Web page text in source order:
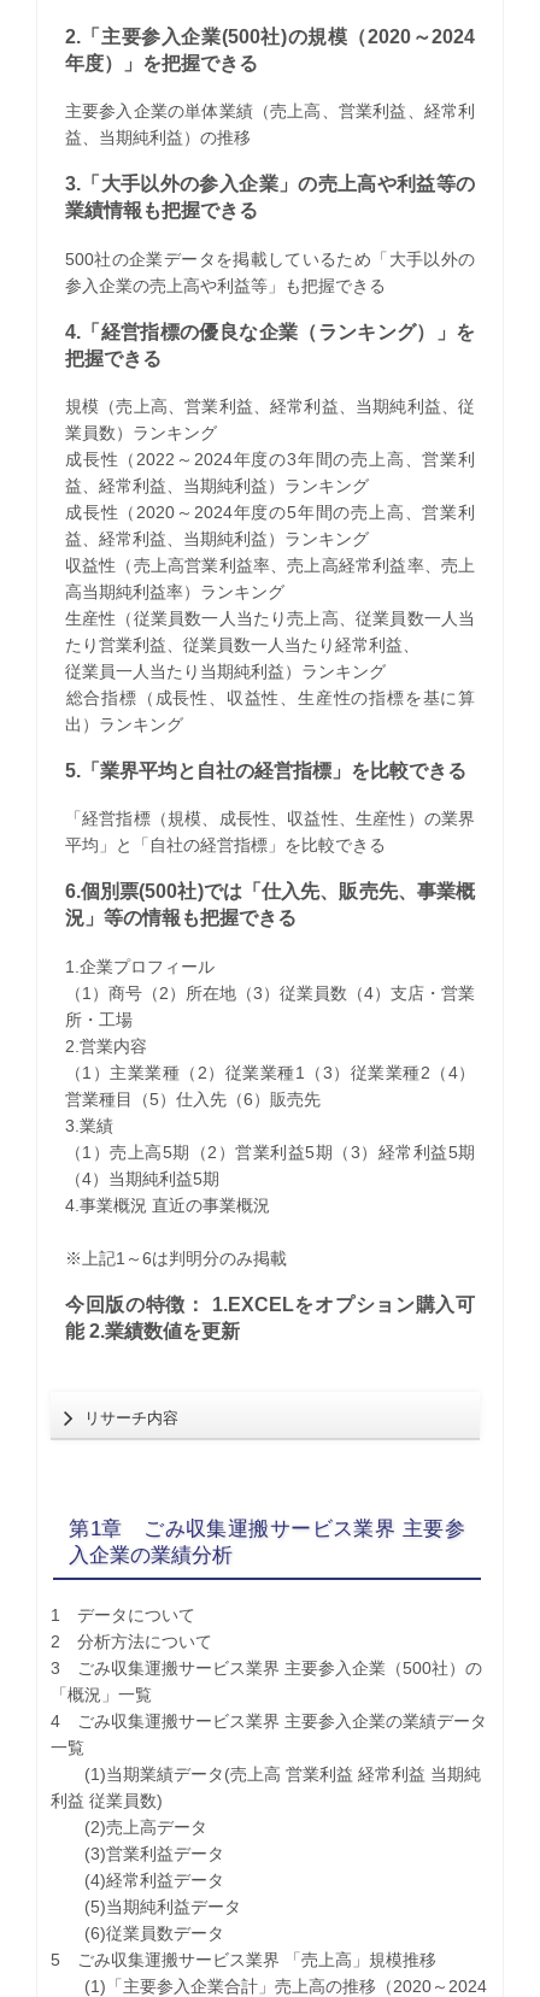
2.「主要参入企業(500社)の規模（2020～2024
年度）」を把握できる
主要参入企業の単体業績（売上高、営業利益、経常利
益、当期純利益）の推移
3.「大手以外の参入企業」の売上高や利益等の
業績情報も把握できる
500社の企業データを掲載しているため「大手以外の
参入企業の売上高や利益等」も把握できる
4.「経営指標の優良な企業（ランキング）」を
把握できる
規模（売上高、営業利益、経常利益、当期純利益、従
業員数）ランキング
成長性（2022～2024年度の3年間の売上高、営業利
益、経常利益、当期純利益）ランキング
成長性（2020～2024年度の5年間の売上高、営業利
益、経常利益、当期純利益）ランキング
収益性（売上高営業利益率、売上高経常利益率、売上
高当期純利益率）ランキング
生産性（従業員数一人当たり売上高、従業員数一人当
たり営業利益、従業員数一人当たり経常利益、
従業員一人当たり当期純利益）ランキング
​総合指標（成長性、収益性、生産性の指標を基に算
出）ランキング
5.「業界平均と自社の経営指標」を比較できる
「経営指標（規模、成長性、収益性、生産性）の業界
平均」と「自社の経営指標」を比較できる
6.個別票(500社)では「仕入先、販売先、事業概
況」等の情報も把握できる
1.企業プロフィール
（1）商号（2）所在地（3）従業員数（4）支店・営業
所・工場
2.営業内容
（1）主業業種（2）従業業種1（3）従業業種2（4）
営業種目（5）仕入先（6）販売先
3.業績
（1）売上高5期（2）営業利益5期（3）経常利益5期
（4）当期純利益5期
4.事業概況 直近の事業概況
※上記1～6は判明分のみ掲載
今回版の特徴： 1.EXCELをオプション購入可
能 2.業績数値を更新
リサーチ内容
第1章 ごみ収集運搬サービス業界 主要参
入企業の業績分析
1 データについて
2 分析方法について
3 ごみ収集運搬サービス業界 主要参入企業（500社）の
「概況」一覧
4 ごみ収集運搬サービス業界 主要参入企業の業績データ
一覧
(1)当期業績データ(売上高 営業利益 経常利益 当期純
利益 従業員数)
(2)売上高データ
(3)営業利益データ
(4)経常利益データ
(5)当期純利益データ
(6)従業員数データ
5 ごみ収集運搬サービス業界 「売上高」規模推移
(1)「主要参入企業合計」売上高の推移（2020～2024